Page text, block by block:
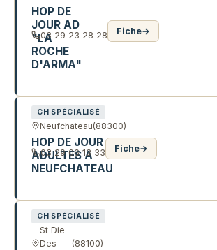
HOP DE
JOUR AD
"LA
ROCHE
D'ARMA"
03 29 23 28 28 Fiche→
CH SPÉCIALISÉ
Neufchateau(88300)
HOP DE JOUR
ADULTES A
NEUFCHATEAU
03 29 06 13 33 Fiche→
CH SPÉCIALISÉ
St Die
Des
(88100)